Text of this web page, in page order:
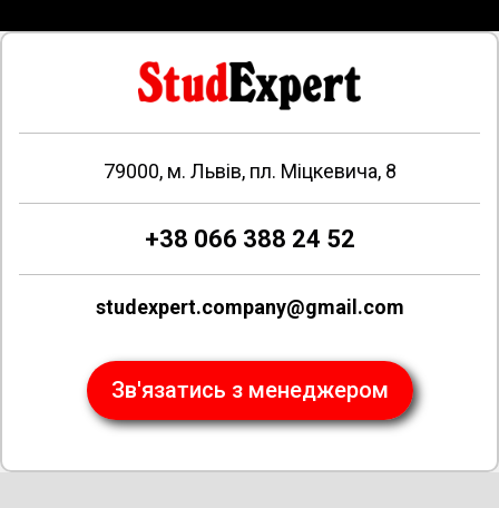
79000, м. Львів, пл. Міцкевича, 8
+38 066 388 24 52
studexpert.company@gmail.com
Зв'язатись з менеджером